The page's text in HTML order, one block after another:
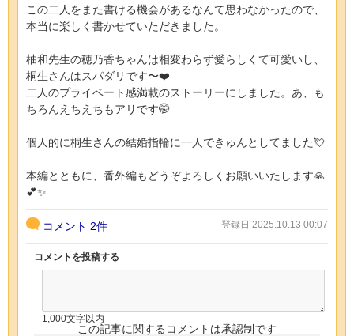
この二人をまた書ける機会があるなんて思わなかったので、
本当に楽しく書かせていただきました。
柚和先生の穂乃香ちゃんは相変わらず愛らしくて可愛いし、
桐生さんはスパダリです〜❤️
二人のプライベート感満載のストーリーにしました。あ、も
ちろんえちえちもアリです🤭
個人的に桐生さんの結婚指輪に一人できゅんとしてました💘
本編とともに、番外編もどうぞよろしくお願いいたします🙏
💕✨
コメント 2件 登録日 2025.10.13 00:07
コメントを投稿する
1,000文字以内
この記事に関するコメントは承認制です